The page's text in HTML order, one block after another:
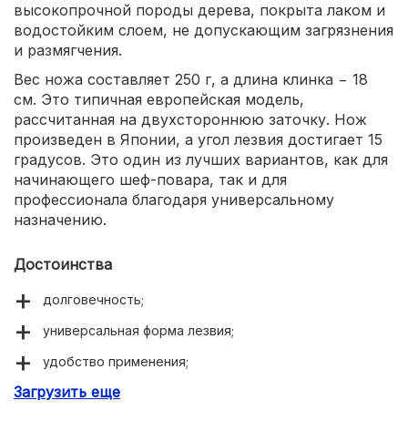
высокопрочной породы дерева, покрыта лаком и
водостойким слоем, не допускающим загрязнения
и размягчения.
Вес ножа составляет 250 г, а длина клинка − 18
см. Это типичная европейская модель,
рассчитанная на двухстороннюю заточку. Нож
произведен в Японии, а угол лезвия достигает 15
градусов. Это один из лучших вариантов, как для
начинающего шеф-повара, так и для
профессионала благодаря универсальному
назначению.
Достоинства
долговечность;
универсальная форма лезвия;
удобство применения;
использование качественной стали.
Загрузить еще